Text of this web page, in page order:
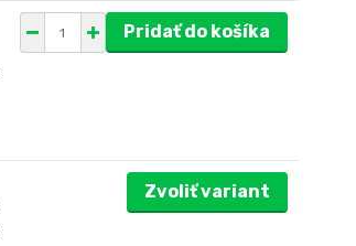
Pridať do košíka
Zvoliť variant